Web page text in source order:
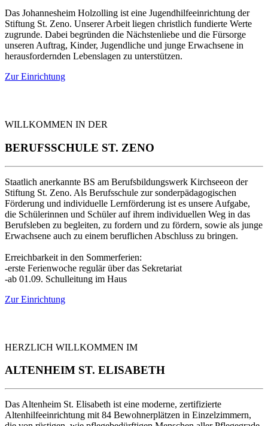
Das Johannesheim Holzolling ist eine Jugendhilfeeinrichtung der
Stiftung St. Zeno. Unserer Arbeit liegen christlich fundierte Werte
zugrunde. Dabei begründen die Nächstenliebe und die Fürsorge
unseren Auftrag, Kinder, Jugendliche und junge Erwachsene in
herausfordernden Lebenslagen zu unterstützen.
Zur Einrichtung
WILLKOMMEN IN DER
BERUFSSCHULE ST. ZENO
Staatlich anerkannte BS am Berufsbildungswerk Kirchseeon der
Stiftung St. Zeno. Als Berufsschule zur sonderpädagogischen
Förderung und individuelle Lernförderung ist es unsere Aufgabe,
die Schülerinnen und Schüler auf ihrem individuellen Weg in das
Berufsleben zu begleiten, zu fordern und zu fördern, sowie als junge
Erwachsene auch zu einem beruflichen Abschluss zu bringen.
Erreichbarkeit in den Sommerferien:
-erste Ferienwoche regulär über das Sekretariat
-ab 01.09. Schulleitung im Haus
Zur Einrichtung
HERZLICH WILLKOMMEN IM
ALTENHEIM ST. ELISABETH
Das Altenheim St. Elisabeth ist eine moderne, zertifizierte
Altenhilfeeinrichtung mit 84 Bewohnerplätzen in Einzelzimmern,